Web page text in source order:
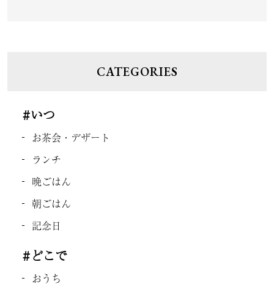
CATEGORIES
#いつ
お茶会・デザート
ランチ
晩ごはん
朝ごはん
記念日
#どこで
おうち